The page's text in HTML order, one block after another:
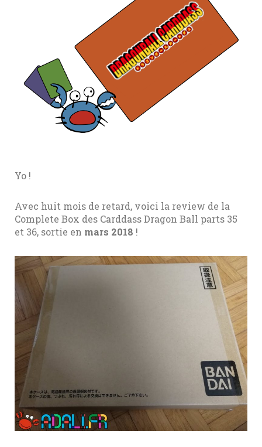
Yo !
Avec huit mois de retard, voici la review de la
Complete Box des Carddass Dragon Ball parts 35
et 36, sortie en mars 2018 !